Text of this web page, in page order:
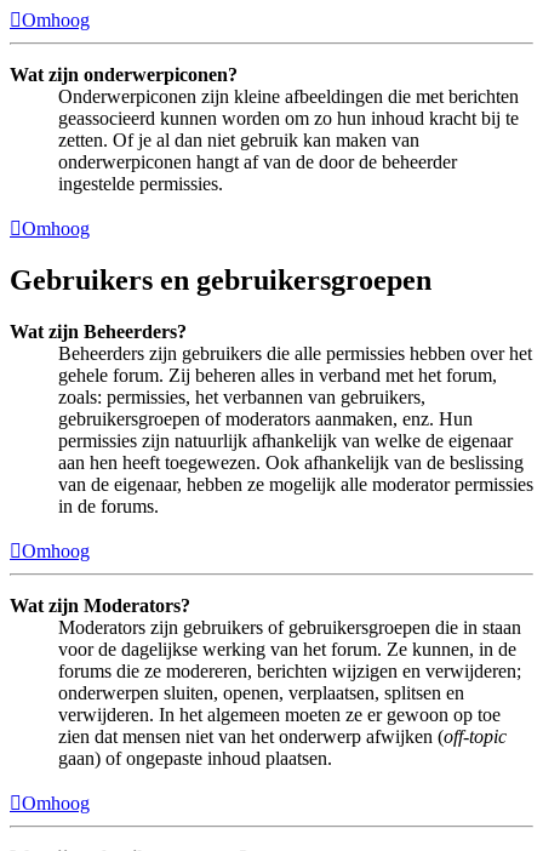
Omhoog
Wat zijn onderwerpiconen?
Onderwerpiconen zijn kleine afbeeldingen die met berichten
geassocieerd kunnen worden om zo hun inhoud kracht bij te
zetten. Of je al dan niet gebruik kan maken van
onderwerpiconen hangt af van de door de beheerder
ingestelde permissies.
Omhoog
Gebruikers en gebruikersgroepen
Wat zijn Beheerders?
Beheerders zijn gebruikers die alle permissies hebben over het
gehele forum. Zij beheren alles in verband met het forum,
zoals: permissies, het verbannen van gebruikers,
gebruikersgroepen of moderators aanmaken, enz. Hun
permissies zijn natuurlijk afhankelijk van welke de eigenaar
aan hen heeft toegewezen. Ook afhankelijk van de beslissing
van de eigenaar, hebben ze mogelijk alle moderator permissies
in de forums.
Omhoog
Wat zijn Moderators?
Moderators zijn gebruikers of gebruikersgroepen die in staan
voor de dagelijkse werking van het forum. Ze kunnen, in de
forums die ze modereren, berichten wijzigen en verwijderen;
onderwerpen sluiten, openen, verplaatsen, splitsen en
verwijderen. In het algemeen moeten ze er gewoon op toe
zien dat mensen niet van het onderwerp afwijken (off-topic
gaan) of ongepaste inhoud plaatsen.
Omhoog